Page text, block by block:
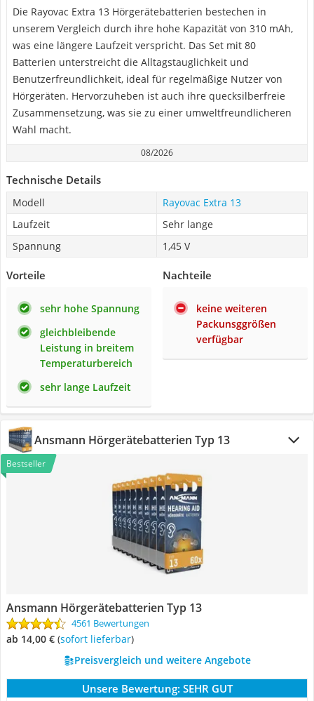
Die Rayovac Extra 13 Hörgerätebatterien bestechen in
unserem Vergleich durch ihre hohe Kapazität von 310 mAh,
was eine längere Laufzeit verspricht. Das Set mit 80
Batterien unterstreicht die Alltagstauglichkeit und
Benutzerfreundlichkeit, ideal für regelmäßige Nutzer von
Hörgeräten. Hervorzuheben ist auch ihre quecksilberfreie
Zusammensetzung, was sie zu einer umweltfreundlicheren
Wahl macht.
08/2026
Technische Details
Modell
Rayovac Extra 13
Laufzeit
Sehr lange
Spannung
1,45 V
Vorteile
sehr hohe Spannung
gleichbleibende
Leistung in breitem
Temperaturbereich
sehr lange Laufzeit
Nachteile
keine weiteren
Packunsggrößen
verfügbar
Ansmann Hörgerätebatterien Typ 13
Bestseller
Ansmann Hörgerätebatterien Typ 13
4561 Bewertungen
ab 14,00 € ( Sofort lieferbar)
Preisvergleich und weitere Angebote
Unsere Bewertung: SEHR GUT